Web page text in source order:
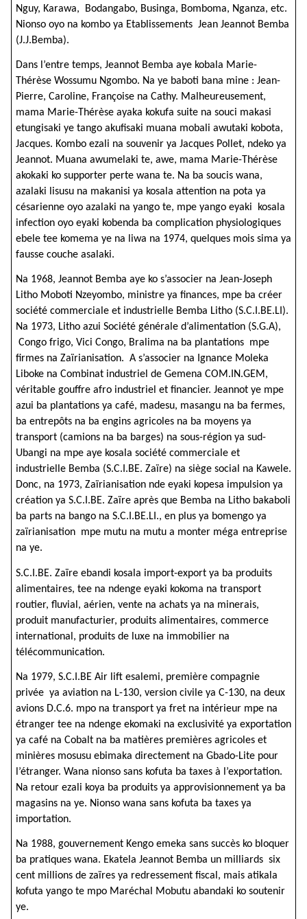
Nguy, Karawa, Bodangabo, Businga, Bomboma, Nganza, etc.
Nionso oyo na kombo ya Etablissements Jean Jeannot Bemba
(J.J.Bemba).
Dans l’entre temps, Jeannot Bemba aye kobala Marie-
Thérèse Wossumu Ngombo. Na ye baboti bana mine : Jean-
Pierre, Caroline, Françoise na Cathy. Malheureusement,
mama Marie-Thérèse ayaka kokufa suite na souci makasi
etungisaki ye tango akufisaki muana mobali awutaki kobota,
Jacques. Kombo ezali na souvenir ya Jacques Pollet, ndeko ya
Jeannot. Muana awumelaki te, awe, mama Marie-Thérèse
akokaki ko supporter perte wana te. Na ba soucis wana,
azalaki lisusu na makanisi ya kosala attention na pota ya
césarienne oyo azalaki na yango te, mpe yango eyaki kosala
infection oyo eyaki kobenda ba complication physiologiques
ebele tee komema ye na liwa na 1974, quelques mois sima ya
fausse couche asalaki.
Na 1968, Jeannot Bemba aye ko s’associer na Jean-Joseph
Litho Moboti Nzeyombo, ministre ya finances, mpe ba créer
société commerciale et industrielle Bemba Litho (S.C.I.BE.LI).
Na 1973, Litho azui Société générale d’alimentation (S.G.A),
Congo frigo, Vici Congo, Bralima na ba plantations mpe
firmes na Zaïrianisation. A s’associer na Ignance Moleka
Liboke na Combinat industriel de Gemena COM.IN.GEM,
véritable gouffre afro industriel et financier. Jeannot ye mpe
azui ba plantations ya café, madesu, masangu na ba fermes,
ba entrepôts na ba engins agricoles na ba moyens ya
transport (camions na ba barges) na sous-région ya sud-
Ubangi na mpe aye kosala société commerciale et
industrielle Bemba (S.C.I.BE. Zaïre) na siège social na Kawele.
Donc, na 1973, Zaïrianisation nde eyaki kopesa impulsion ya
création ya S.C.I.BE. Zaïre après que Bemba na Litho bakaboli
ba parts na bango na S.C.I.BE.LI., en plus ya bomengo ya
zaïrianisation mpe mutu na mutu a monter méga entreprise
na ye.
S.C.I.BE. Zaïre ebandi kosala import-export ya ba produits
alimentaires, tee na ndenge eyaki kokoma na transport
routier, fluvial, aérien, vente na achats ya na minerais,
produit manufacturier, produits alimentaires, commerce
international, produits de luxe na immobilier na
télécommunication.
Na 1979, S.C.I.BE Air lift esalemi, première compagnie
privée ya aviation na L-130, version civile ya C-130, na deux
avions D.C.6. mpo na transport ya fret na intérieur mpe na
étranger tee na ndenge ekomaki na exclusivité ya exportation
ya café na Cobalt na ba matières premières agricoles et
minières mosusu ebimaka directement na Gbado-Lite pour
l’étranger. Wana nionso sans kofuta ba taxes à l’exportation.
Na retour ezali koya ba produits ya approvisionnement ya ba
magasins na ye. Nionso wana sans kofuta ba taxes ya
importation.
Na 1988, gouvernement Kengo emeka sans succès ko bloquer
ba pratiques wana. Ekatela Jeannot Bemba un milliards six
cent millions de zaïres ya redressement fiscal, mais atikala
kofuta yango te mpo Maréchal Mobutu abandaki ko soutenir
ye.